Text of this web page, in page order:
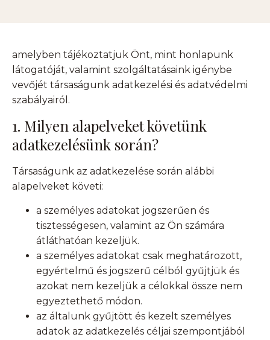
amelyben tájékoztatjuk Önt, mint honlapunk
látogatóját, valamint szolgáltatásaink igénybe
vevőjét társaságunk adatkezelési és adatvédelmi
szabályairól.
1. Milyen alapelveket követünk
adatkezelésünk során?
Társaságunk az adatkezelése során alábbi
alapelveket követi:
a személyes adatokat jogszerűen és
tisztességesen, valamint az Ön számára
átláthatóan kezeljük.
a személyes adatokat csak meghatározott,
egyértelmű és jogszerű célból gyűjtjük és
azokat nem kezeljük a célokkal össze nem
egyeztethető módon.
az általunk gyűjtött és kezelt személyes
adatok az adatkezelés céljai szempontjából